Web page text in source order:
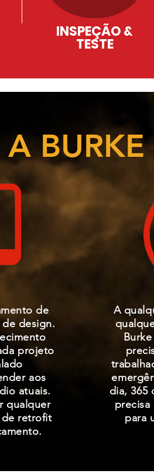
INSPEÇÃO &
TESTE
BURKE
de
design.
projeto
aos
atuais.
qualquer
retrofit
A
dia, 365
para